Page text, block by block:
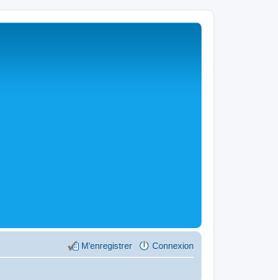
Connexion
M’enregistrer